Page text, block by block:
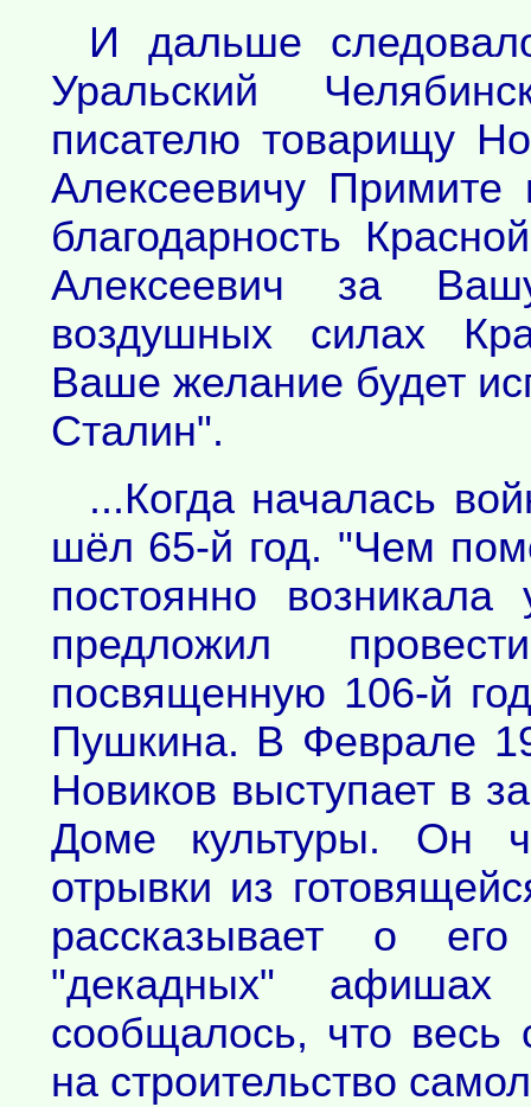
И дальше
Уральский
писателю товарищу
Алексеевичу
благодарность
Алексеевич за
воздушных силах
Ваше желание будет
Сталин".
...Когда началась
шёл 65-й год. "Чем
постоянно
предложил
посвященную 106-й
Пушкина. В Феврале
Новиков выступает в
Доме культуры. Он
отрывки из
рассказывает о
"декадных"
сообщалось, что весь
на строительство